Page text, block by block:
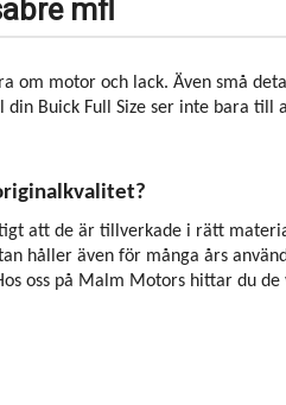
mfl
om motor och lack. Även små
Buick Full Size ser inte bara
att de är tillverkade i rätt
håller även för många års
oss på Malm Motors hittar du